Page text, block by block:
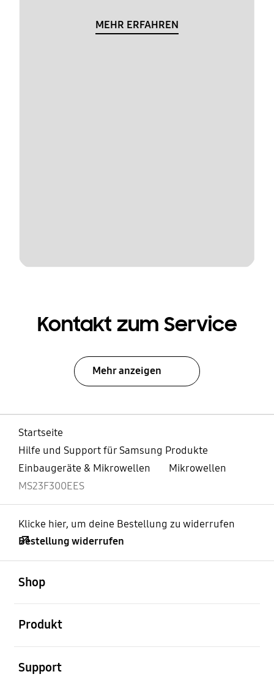
MEHR ERFAHREN
Kontakt zum Service
Mehr anzeigen
Startseite
Hilfe und Support für Samsung Produkte
Einbaugeräte & Mikrowellen
Mikrowellen
MS23F300EES
Klicke hier, um deine Bestellung zu widerrufen
Bestellung widerrufen
Shop
Produkt
Support